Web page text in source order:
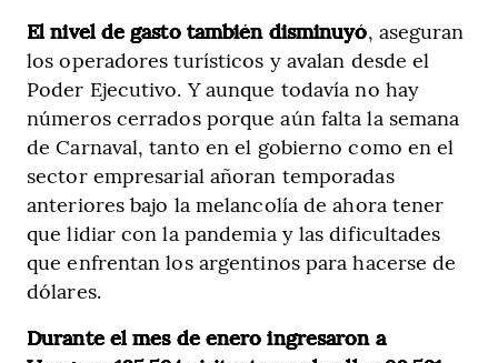
El nivel de gasto también disminuyó, aseguran
los operadores turísticos y avalan desde el
Poder Ejecutivo. Y aunque todavía no hay
números cerrados porque aún falta la semana
de Carnaval, tanto en el gobierno como en el
sector empresarial añoran temporadas
anteriores bajo la melancolía de ahora tener
que lidiar con la pandemia y las dificultades
que enfrentan los argentinos para hacerse de
dólares.
Durante el mes de enero ingresaron a